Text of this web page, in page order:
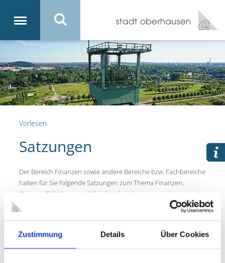
Zustimmung Details Über Cookies
Vorlesen
Satzungen
Der Bereich Finanzen sowie andere Bereiche bzw. Fachbereiche
halten für Sie folgende Satzungen zum Thema Finanzen,
Steuern, Gebühren und Abgaben bereit:
Hundesteuer-Satzung (Fachbereich Steuern)
Abgabesatz-Satzung (Satzung über die Gebührensätze für